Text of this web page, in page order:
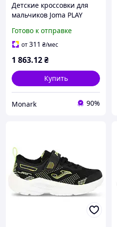
Детские кроссовки для
мальчиков Joma PLAY
EUR/34-UKR темно-синие
спортивные
Готово к отправке
от311 ₴/мес
1 863.12₴
Купить
Monark 90%